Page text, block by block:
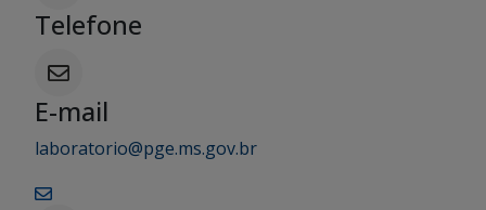
Telefone
E-mail
laboratorio@pge.ms.gov.br